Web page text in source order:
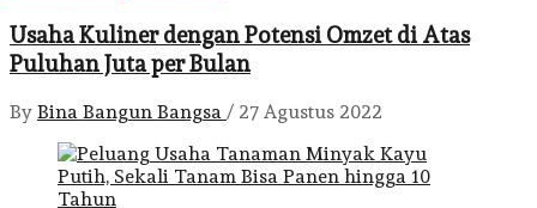
Usaha Kuliner dengan Potensi Omzet di Atas
Puluhan Juta per Bulan
By Bina Bangun Bangsa / 27 Agustus 2022